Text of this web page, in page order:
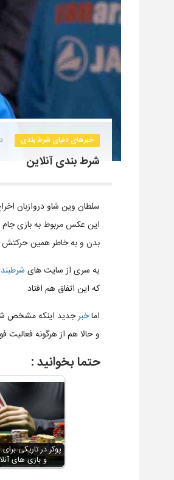
خبرهای دنیای شرط بندی
شرط بندی آنلاین
سلطان وین شاو دروازبان
این عکس مربوط به بازی جام
بدن و به خاطر همین حرکتش
یه سری از سایت های
که این اتفاق هم افتاد
اماخبرجدید اینکه مشخص
و حالا هم از هرگونه فعالیت
حتما بخوانید :
پوکر در تاریکی برای
و بازی های